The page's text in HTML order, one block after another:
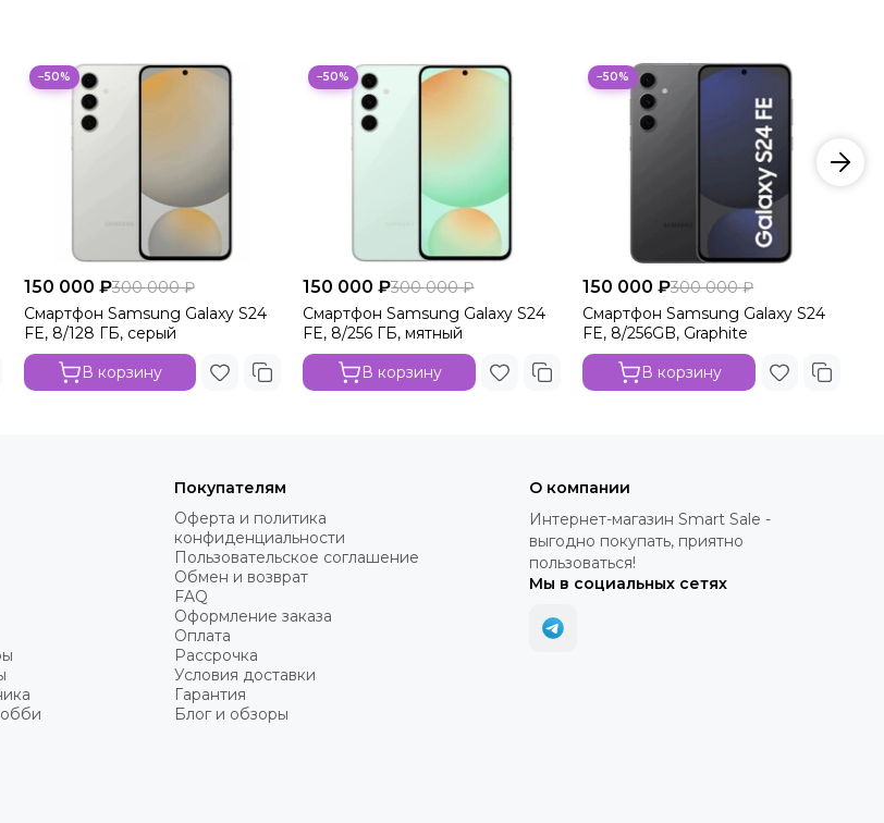
−50%
150 000 ₽300 000 ₽
Смартфон Samsung Galaxy S24
FE, 8/128 ГБ, серый
В корзину
−50%
150 000 ₽300 000 ₽
Смартфон Samsung Galaxy S24
FE, 8/256 ГБ, мятный
В корзину
−50%
150 000 ₽300 000 ₽
Смартфон Samsung Galaxy S24
FE, 8/256GB, Graphite
В корзину
Покупателям
Оферта и политика
конфиденциальности
Пользовательское соглашение
Обмен и возврат
FAQ
Оформление заказа
Оплата
Рассрочка
Условия доставки
Гарантия
Блог и обзоры
О компании
Интернет-магазин Smart Sale -
выгодно покупать, приятно
пользоваться!
Мы в социальных сетях